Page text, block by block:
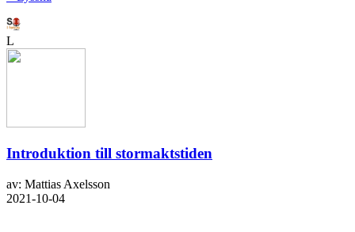
L
Introduktion till stormaktstiden
av: Mattias Axelsson
2021-10-04